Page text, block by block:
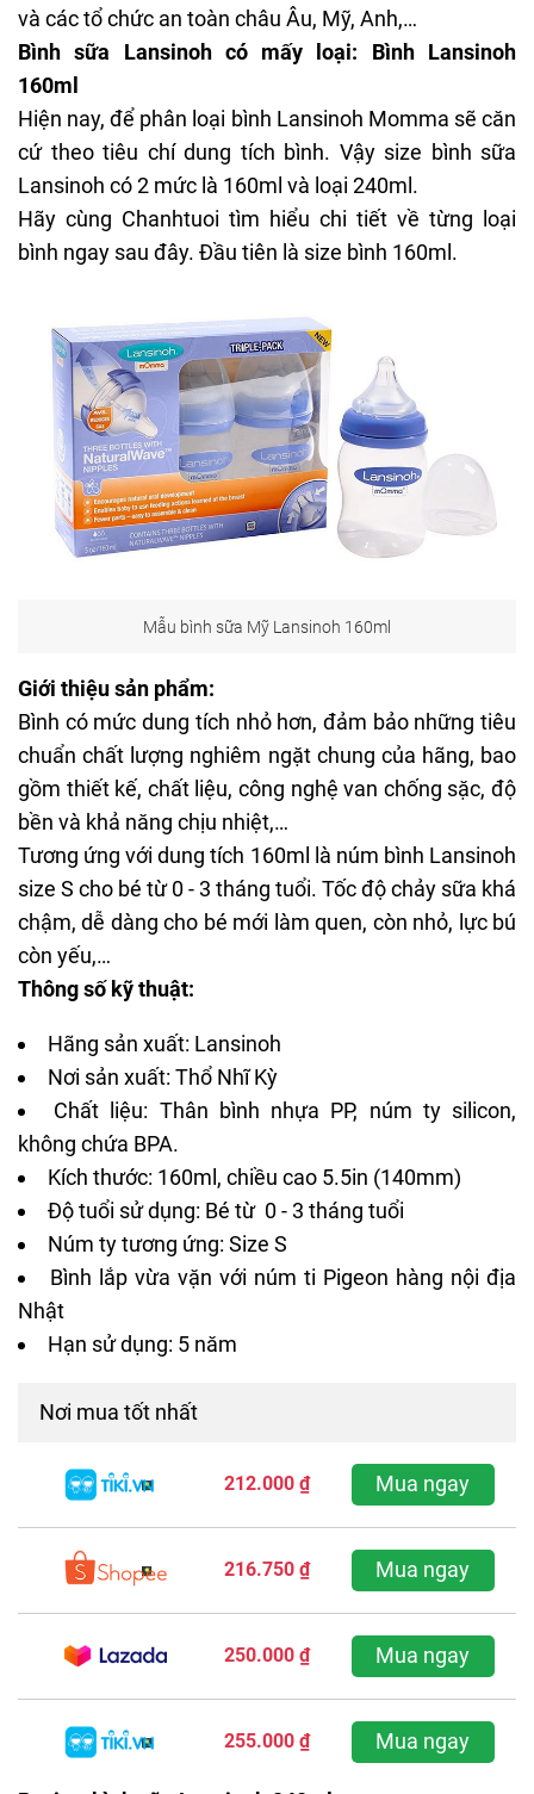
và các tổ chức an toàn châu Âu, Mỹ, Anh,…
Bình sữa Lansinoh có mấy loại: Bình Lansinoh
160ml
Hiện nay, để phân loại bình Lansinoh Momma sẽ căn
cứ theo tiêu chí dung tích bình. Vậy size bình sữa
Lansinoh có 2 mức là 160ml và loại 240ml.
Hãy cùng Chanhtuoi tìm hiểu chi tiết về từng loại
bình ngay sau đây. Đầu tiên là size bình 160ml.
Mẫu bình sữa Mỹ Lansinoh 160ml
Giới thiệu sản phẩm:
Bình có mức dung tích nhỏ hơn, đảm bảo những tiêu
chuẩn chất lượng nghiêm ngặt chung của hãng, bao
gồm thiết kế, chất liệu, công nghệ van chống sặc, độ
bền và khả năng chịu nhiệt,…
Tương ứng với dung tích 160ml là núm bình Lansinoh
size S cho bé từ 0 - 3 tháng tuổi. Tốc độ chảy sữa khá
chậm, dễ dàng cho bé mới làm quen, còn nhỏ, lực bú
còn yếu,…
Thông số kỹ thuật:
Hãng sản xuất: Lansinoh
Nơi sản xuất: Thổ Nhĩ Kỳ
Chất liệu: Thân bình nhựa PP, núm ty silicon,
không chứa BPA.
Kích thước: 160ml, chiều cao 5.5in (140mm)
Độ tuổi sử dụng: Bé từ 0 - 3 tháng tuổi
Núm ty tương ứng: Size S
Bình lắp vừa vặn với núm ti Pigeon hàng nội địa
Nhật
Hạn sử dụng: 5 năm
Nơi mua tốt nhất
212.000 ₫ Mua ngay
216.750 ₫ Mua ngay
250.000 ₫ Mua ngay
255.000 ₫ Mua ngay